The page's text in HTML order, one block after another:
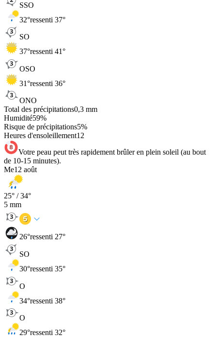
SSO
32°ressenti 37°
SO
37°ressenti 41°
OSO
31°ressenti 36°
ONO
Total des précipitations0,3 mm
Humidité59%
Risque de précipitations5%
Heures d'ensoleillement12
Votre peau peut très rapidement brûler en plein soleil (au bout
de 10-15 minutes).
Me12 août
25° /34°
5 mm
26°ressenti 27°
SO
30°ressenti 35°
O
34°ressenti 38°
O
29°ressenti 32°